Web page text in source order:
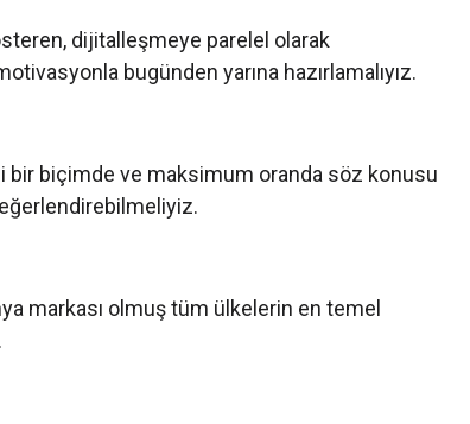
dijitalleşmeye parelel olarak
bugünden yarına hazırlamalıyız.
biçimde ve maksimum oranda söz konusu
markası olmuş tüm ülkelerin en temel